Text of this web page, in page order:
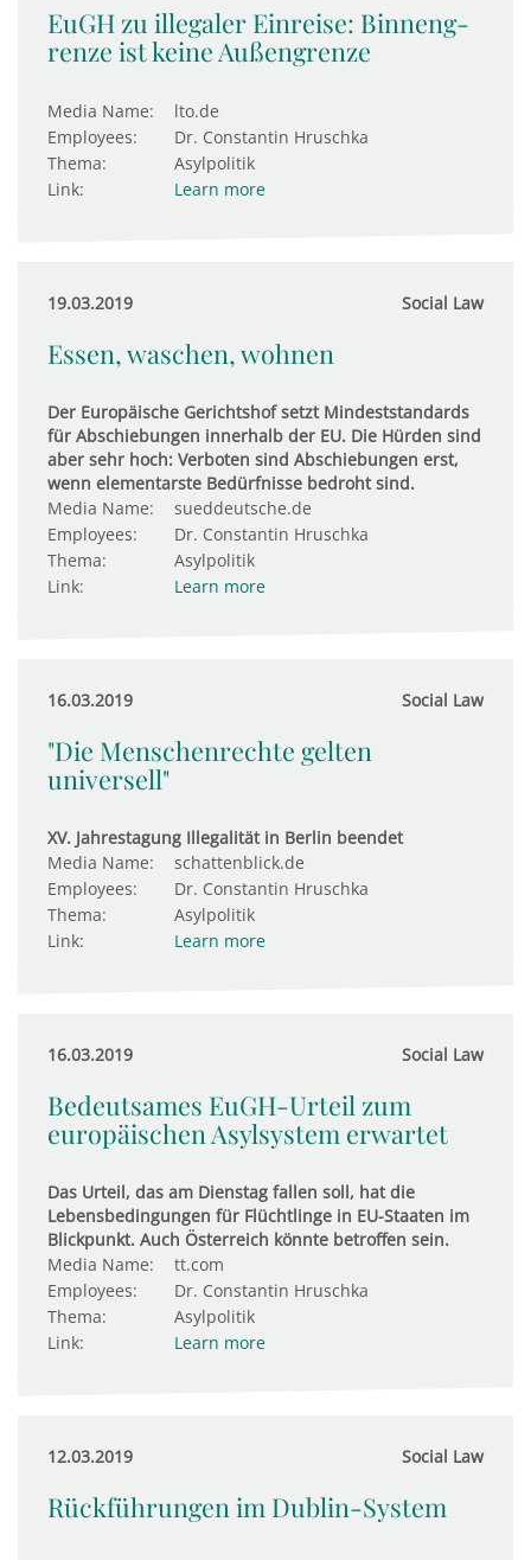
EuGH zu illegaler Einreise: Bin­nen­g­
renze ist keine Außen­g­renze
Media Name:
lto.de
Employees:
Dr. Constantin Hruschka
Thema:
Asylpolitik
Link:
Learn more
19.03.2019 Social Law
Essen, waschen, wohnen
Der Europäische Gerichtshof setzt Mindeststandards
für Abschiebungen innerhalb der EU. Die Hürden sind
aber sehr hoch: Verboten sind Abschiebungen erst,
wenn elementarste Bedürfnisse bedroht sind.
Media Name:
sueddeutsche.de
Employees:
Dr. Constantin Hruschka
Thema:
Asylpolitik
Link:
Learn more
16.03.2019 Social Law
"Die Menschenrechte gelten
universell"
XV. Jahrestagung Illegalität in Berlin beendet
Media Name:
schattenblick.de
Employees:
Dr. Constantin Hruschka
Thema:
Asylpolitik
Link:
Learn more
16.03.2019 Social Law
Bedeutsames EuGH-Urteil zum
europäischen Asylsystem erwartet
Das Urteil, das am Dienstag fallen soll, hat die
Lebensbedingungen für Flüchtlinge in EU-Staaten im
Blickpunkt. Auch Österreich könnte betroffen sein.
Media Name:
tt.com
Employees:
Dr. Constantin Hruschka
Thema:
Asylpolitik
Link:
Learn more
12.03.2019 Social Law
Rückführungen im Dublin-System